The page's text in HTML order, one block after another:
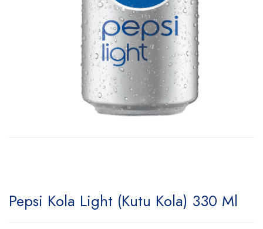
Pepsi Kola Light (Kutu Kola) 330 Ml